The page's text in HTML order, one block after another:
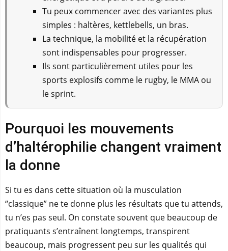
Tu peux commencer avec des variantes plus
simples : haltères, kettlebells, un bras.
La technique, la mobilité et la récupération
sont indispensables pour progresser.
Ils sont particulièrement utiles pour les
sports explosifs comme le rugby, le MMA ou
le sprint.
Pourquoi les mouvements
d’haltérophilie changent vraiment
la donne
Si tu es dans cette situation où la musculation
“classique” ne te donne plus les résultats que tu attends,
tu n’es pas seul. On constate souvent que beaucoup de
pratiquants s’entraînent longtemps, transpirent
beaucoup, mais progressent peu sur les qualités qui